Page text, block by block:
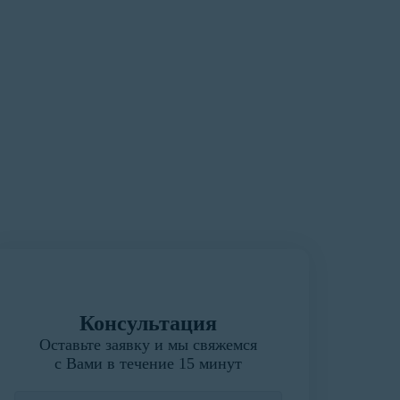
Консультация
Оставьте заявку и мы свяжемся
с Вами в течение 15 минут